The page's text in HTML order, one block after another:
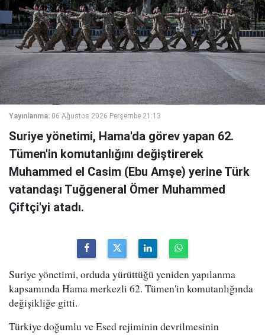
Yayınlanma: 06 Ağustos 2026 Perşembe 21:13
Suriye yönetimi, Hama'da görev yapan 62.
Tümen'in komutanlığını değiştirerek
Muhammed el Casim (Ebu Amşe) yerine Türk
vatandaşı Tuğgeneral Ömer Muhammed
Çiftçi'yi atadı.
Suriye yönetimi, orduda yürüttüğü yeniden yapılanma
kapsamında Hama merkezli 62. Tümen'in komutanlığında
değişikliğe gitti.
Türkiye doğumlu ve Esed rejiminin devrilmesinin